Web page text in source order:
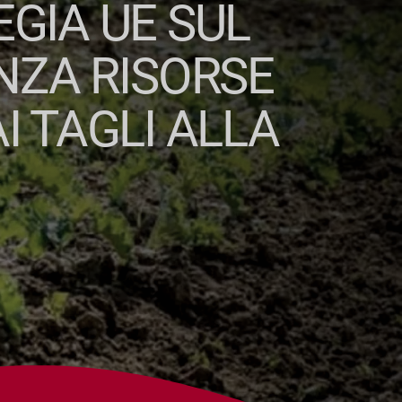
UE SUL
RISORSE
TAGLI ALLA